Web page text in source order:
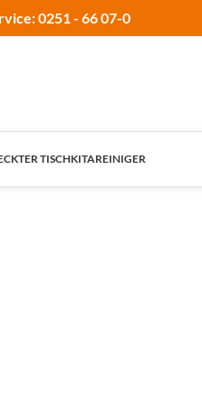
0251 - 66 07-0
TISCHKITAREINIGER